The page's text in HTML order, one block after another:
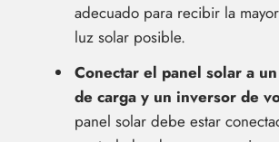
adecuado para recibir la
luz solar posible.
Conectar el panel solar a
de carga y un inversor de
panel solar debe estar